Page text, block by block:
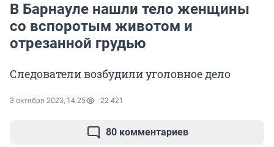
В Барнауле нашли тело женщины
со вспоротым животом и
отрезанной грудью
Следователи возбудили уголовное дело
3 октября 2023, 14:25 22 421
80 комментариев